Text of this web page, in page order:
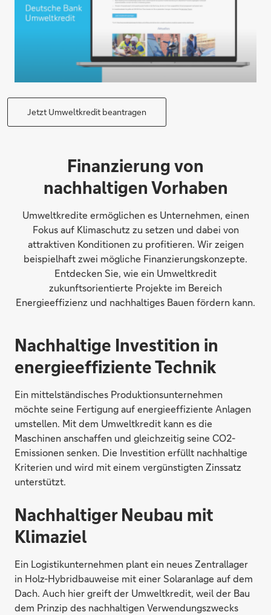
Jetzt Umweltkredit beantragen
Finanzierung von
nachhaltigen Vorhaben
Umweltkredite ermöglichen es Unternehmen, einen
Fokus auf Klimaschutz zu setzen und dabei von
attraktiven Konditionen zu profitieren. Wir zeigen
beispielhaft zwei mögliche Finanzierungskonzepte.
Entdecken Sie, wie ein Umweltkredit
zukunftsorientierte Projekte im Bereich
Energieeffizienz und nachhaltiges Bauen fördern kann.
Nachhaltige Investition in
energieeffiziente Technik
Ein mittelständisches Produktionsunternehmen
möchte seine Fertigung auf energieeffiziente Anlagen
umstellen. Mit dem Umweltkredit kann es die
Maschinen anschaffen und gleichzeitig seine CO2-
Emissionen senken. Die Investition erfüllt nachhaltige
Kriterien und wird mit einem vergünstigten Zinssatz
unterstützt.
Nachhaltiger Neubau mit
Klimaziel
Ein Logistikunternehmen plant ein neues Zentrallager
in Holz-Hybridbauweise mit einer Solaranlage auf dem
Dach. Auch hier greift der Umweltkredit, weil der Bau
dem Prinzip des nachhaltigen Verwendungszwecks